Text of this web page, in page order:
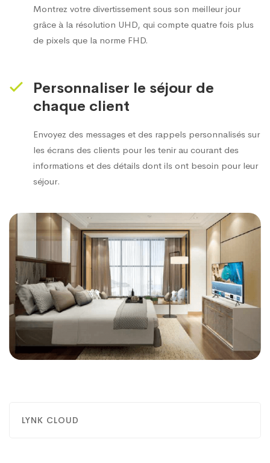
Montrez votre divertissement sous son meilleur jour
grâce à la résolution UHD, qui compte quatre fois plus
de pixels que la norme FHD.
Personnaliser le séjour de
chaque client
Envoyez des messages et des rappels personnalisés sur
les écrans des clients pour les tenir au courant des
informations et des détails dont ils ont besoin pour leur
séjour.
LYNK CLOUD